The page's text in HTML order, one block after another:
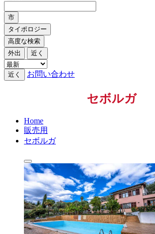
市
タイポロジー
高度な検索
外出
近く
近く お問い合わせ
セボルガ
Home
販売用
セボルガ